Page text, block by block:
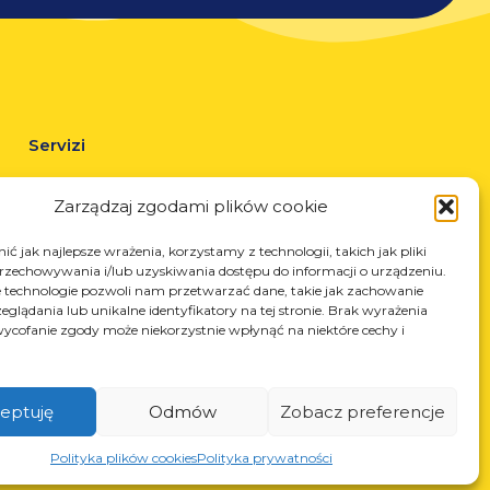
Zarządzaj zgodami plików cookie
jak najlepsze wrażenia, korzystamy z technologii, takich jak pliki
i/lub uzyskiwania dostępu do informacji o urządzeniu.
technologie pozwoli nam przetwarzać dane, takie jak zachowanie
lub unikalne identyfikatory na tej stronie. Brak wyrażenia
zgody może niekorzystnie wpłynąć na niektóre cechy i
Odmów Zobacz preferencje
Polityka plików cookiesPolityka prywatności
Servizi
Taglio laser
Verniciatura a polvere
850412167, NIP: PL868-10-14-503, KRS: 0000973495 wyst.
Sąd Rejonowy dla Krakowa-Śródmieścia z dnia 22.02.2002r. D-
S (367486706)